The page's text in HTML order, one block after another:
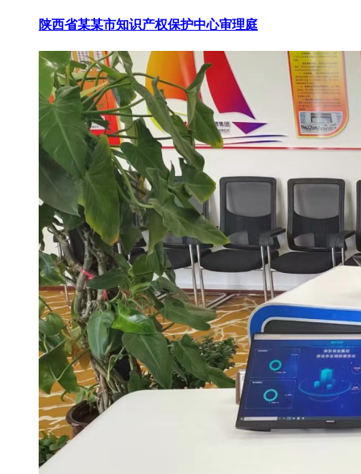
陕西省某某市知识产权保护中心审理庭